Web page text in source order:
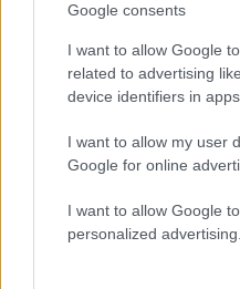
Google consents
I want to allow Google
related to advertising
device identifiers in apps.
I want to allow my user
Google for online
I want to allow Google
personalized advertising.